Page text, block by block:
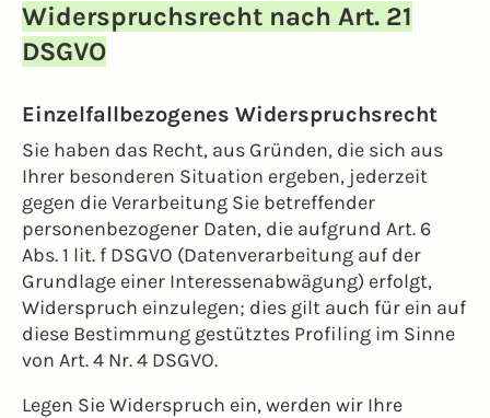
Widerspruchsrecht nach Art. 21
DSGVO
Einzelfallbezogenes Widerspruchsrecht
Sie haben das Recht, aus Gründen, die sich aus
Ihrer besonderen Situation ergeben, jederzeit
gegen die Verarbeitung Sie betreffender
personenbezogener Daten, die aufgrund Art. 6
Abs. 1 lit. f DSGVO (Datenverarbeitung auf der
Grundlage einer Interessenabwägung) erfolgt,
Widerspruch einzulegen; dies gilt auch für ein auf
diese Bestimmung gestütztes Profiling im Sinne
von Art. 4 Nr. 4 DSGVO.
Legen Sie Widerspruch ein, werden wir Ihre